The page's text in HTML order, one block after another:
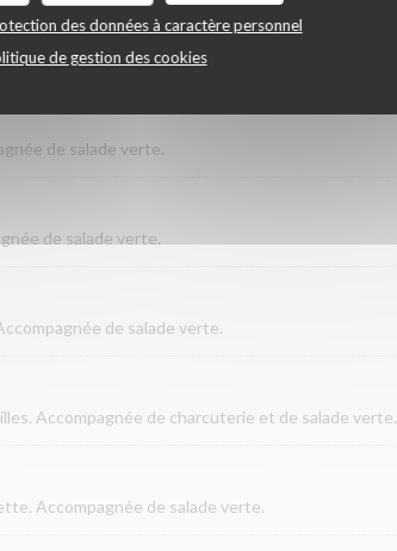
des données à caractère personnel
de gestion des cookies
salade verte.
de salade verte.
de salade verte.
de salade verte.
Accompagnée de charcuterie et de salade verte.
Accompagnée de salade verte.